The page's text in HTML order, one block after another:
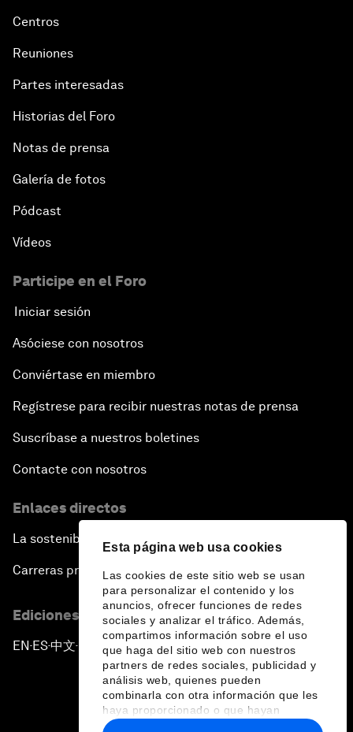
Esta página web usa cookies
Las cookies de este sitio web se usan
para personalizar el contenido y los
anuncios, ofrecer funciones de redes
sociales y analizar el tráfico. Además,
compartimos información sobre el uso
que haga del sitio web con nuestros
partners de redes sociales, publicidad y
análisis web, quienes pueden
combinarla con otra información que les
haya proporcionado o que hayan
recopilado a partir del uso que haya
Centros
Reuniones
Partes interesadas
Historias del Foro
Notas de prensa
Galería de fotos
Pódcast
Vídeos
Participe en el Foro
Iniciar sesión
Asóciese con nosotros
Conviértase en miembro
Regístrese para recibir nuestras notas de prensa
Suscríbase a nuestros boletines
Contacte con nosotros
Enlaces directos
La sostenibilidad en el Foro
Carreras profesionales
Ediciones en otros idiomas
EN ▪ES▪中文▪ 日本語